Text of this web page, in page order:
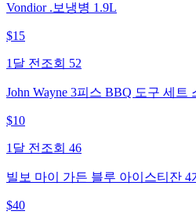
Vondior .보냉병 1.9L
$15
1달 전 조회 52
John Wayne 3피스 BBQ 도구 세트
$10
1달 전 조회 46
빌보 마이 가든 블루 아이스티잔 4
$40